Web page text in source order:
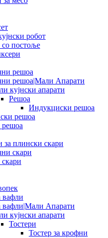
робот
постоље
решоа
решоа|Мали Апарати
кујнски апарати
Решоа
Индукциски решоа
решоа
за плински скари
скари
вафли
вафли|Мали Апарати
кујнски апарати
Тостери
Тостер за крофни